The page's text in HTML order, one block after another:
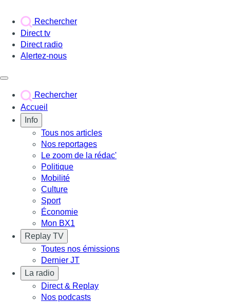
Rechercher
Direct tv
Direct radio
Alertez-nous
Rechercher
Accueil
Info
Tous nos articles
Nos reportages
Le zoom de la rédac'
Politique
Mobilité
Culture
Sport
Économie
Mon BX1
Replay TV
Toutes nos émissions
Dernier JT
La radio
Direct & Replay
Nos podcasts